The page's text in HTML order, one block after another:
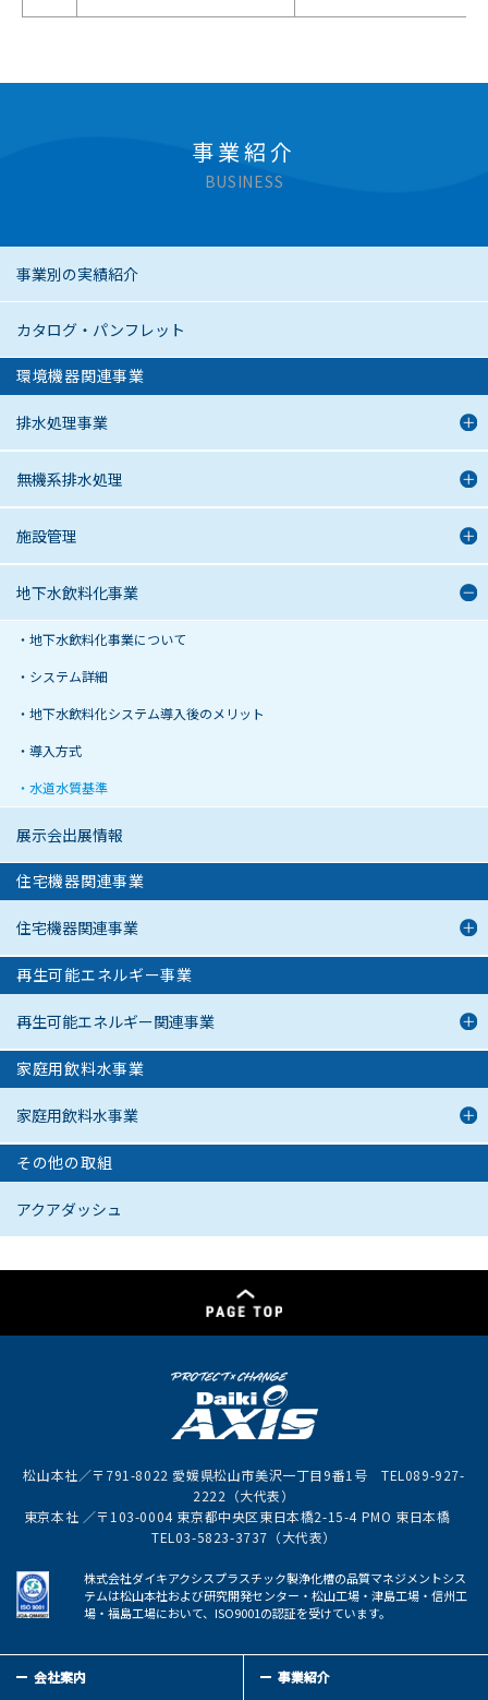
事業紹介
BUSINESS
事業別の実績紹介
カタログ・パンフレット
環境機器関連事業
排水処理事業
無機系排水処理
施設管理
地下水飲料化事業
地下水飲料化事業について
システム詳細
地下⽔飲料化システム導⼊後のメリット
導入方式
水道水質基準
展示会出展情報
住宅機器関連事業
住宅機器関連事業
再生可能エネルギー事業
再生可能エネルギー関連事業
家庭用飲料水事業
家庭用飲料水事業
その他の取組
アクアダッシュ
松山本社／〒791-8022 愛媛県松山市美沢一丁目9番1号 TEL089-927-
2222（大代表）
東京本社 ／〒103-0004 東京都中央区東日本橋2-15-4 PMO 東日本橋
TEL03-5823-3737（大代表）
株式会社ダイキアクシスプラスチック製浄化槽の品質マネジメントシス
テムは松山本社および研究開発センター・松山工場・津島工場・信州工
場・福島工場において、ISO9001の認証を受けています。
会社案内 事業紹介